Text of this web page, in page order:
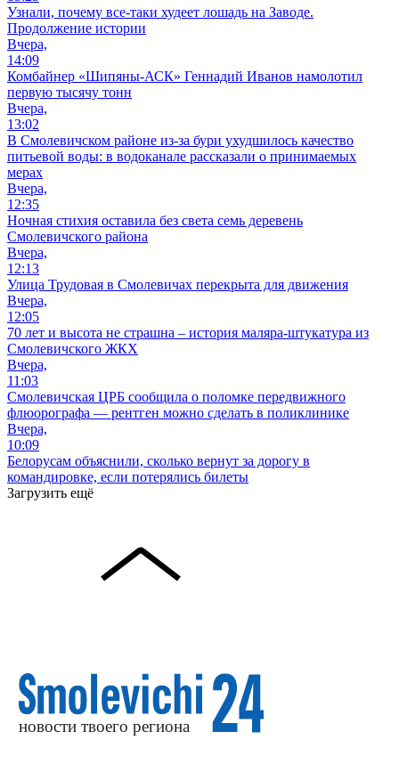
Узнали, почему все-таки худеет лошадь на Заводе.
Продолжение истории
Вчера,
14:09
Комбайнер «Шипяны-АСК» Геннадий Иванов намолотил
первую тысячу тонн
Вчера,
13:02
В Смолевичском районе из‑за бури ухудшилось качество
питьевой воды: в водоканале рассказали о принимаемых
мерах
Вчера,
12:35
Ночная стихия оставила без света семь деревень
Смолевичского района
Вчера,
12:13
Улица Трудовая в Смолевичах перекрыта для движения
Вчера,
12:05
70 лет и высота не страшна – история маляра-штукатура из
Смолевичского ЖКХ
Вчера,
11:03
Смолевичская ЦРБ сообщила о поломке передвижного
флюорографа — рентген можно сделать в поликлинике
Вчера,
10:09
Белорусам объяснили, сколько вернут за дорогу в
командировке, если потерялись билеты
Загрузить ещё